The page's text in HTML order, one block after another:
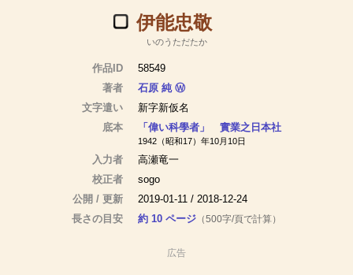
伊能忠敬
いのうただたか
作品ID
58549
著者
石原 純 Ⓦ
文字遣い
新字新仮名
底本
「偉い科學者」 實業之日本社
1942（昭和17）年10月10日
入力者
高瀬竜一
校正者
sogo
公開 / 更新
2019-01-11 / 2018-12-24
長さの目安
約 10 ページ （500字/頁で計算）
広告